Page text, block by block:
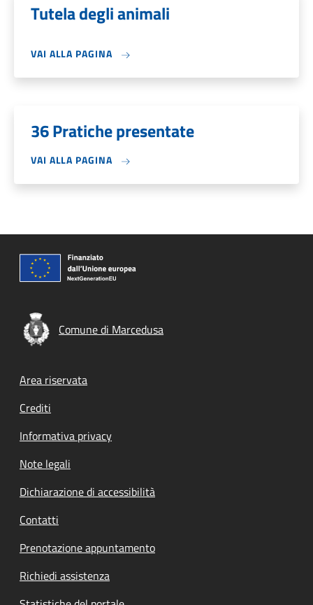
Tutela degli animali
VAI ALLA PAGINA
36 Pratiche presentate
VAI ALLA PAGINA
Comune di Marcedusa
Footer menu
Area riservata
Crediti
Informativa privacy
Note legali
Dichiarazione di accessibilità
Contatti
Prenotazione appuntamento
Richiedi assistenza